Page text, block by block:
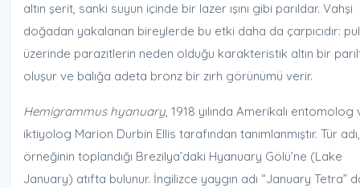
altın şerit, sanki suyun içinde bir lazer ışını gibi parıldar. Vahşi
doğadan yakalanan bireylerde bu etki daha da çarpıcıdır:
üzerinde parazitlerin neden olduğu karakteristik altın bir
oluşur ve balığa adeta bronz bir zırh görünümü verir.
Hemigrammus hyanuary, 1918 yılında Amerikalı entomolog
iktiyolog Marion Durbin Ellis tarafından tanımlanmıştır. Tür
örneğinin toplandığı Brezilya’daki Hyanuary Gölü’ne (Lake
January) atıfta bulunur. İngilizce yaygın adı “January Tetra”